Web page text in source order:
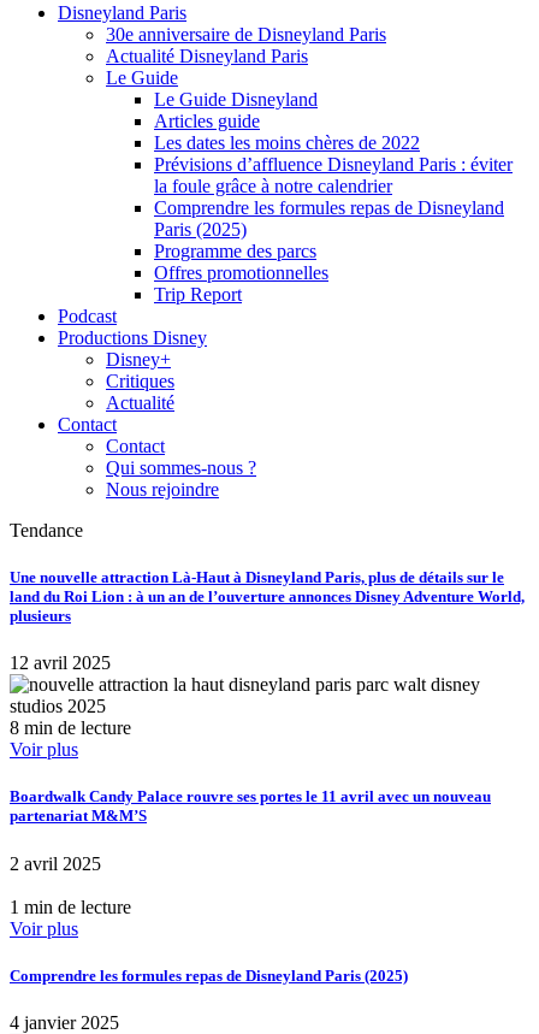
Disneyland Paris
30e anniversaire de Disneyland Paris
Actualité Disneyland Paris
Le Guide
Le Guide Disneyland
Articles guide
Les dates les moins chères de 2022
Prévisions d’affluence Disneyland Paris : éviter
la foule grâce à notre calendrier
Comprendre les formules repas de Disneyland
Paris (2025)
Programme des parcs
Offres promotionnelles
Trip Report
Podcast
Productions Disney
Disney+
Critiques
Actualité
Contact
Contact
Qui sommes-nous ?
Nous rejoindre
Tendance
Une nouvelle attraction Là-Haut à Disneyland Paris, plus de détails sur le
land du Roi Lion : à un an de l’ouverture annonces Disney Adventure World,
plusieurs
12 avril 2025
8 min de lecture
Voir plus
Boardwalk Candy Palace rouvre ses portes le 11 avril avec un nouveau
partenariat M&M’S
2 avril 2025
1 min de lecture
Voir plus
Comprendre les formules repas de Disneyland Paris (2025)
4 janvier 2025